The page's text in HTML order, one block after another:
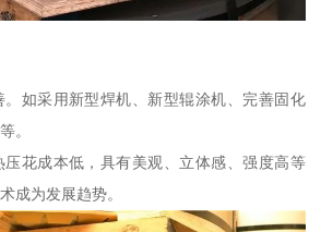
如采用新型焊机、新型辊涂机、完善固化
。
花成本低，具有美观、立体感、强度高等
成为发展趋势。